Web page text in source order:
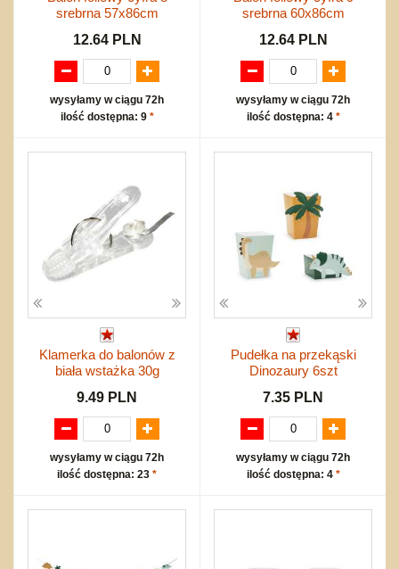
srebrna 57x86cm
12.64 PLN
wysyłamy w ciągu 72h
ilość dostępna: 9 *
srebrna 60x86cm
12.64 PLN
wysyłamy w ciągu 72h
ilość dostępna: 4 *
Klamerka do balonów z
biała wstażka 30g
9.49 PLN
wysyłamy w ciągu 72h
ilość dostępna: 23 *
Pudełka na przekąski
Dinozaury 6szt
7.35 PLN
wysyłamy w ciągu 72h
ilość dostępna: 4 *